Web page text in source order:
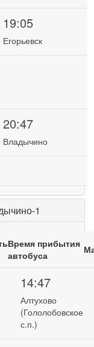
19:05
Егорьевск
20:47
Владычино
1
Время прибытия
автобуса
14:47
Алтухово
(Гололобовское
с.п.)